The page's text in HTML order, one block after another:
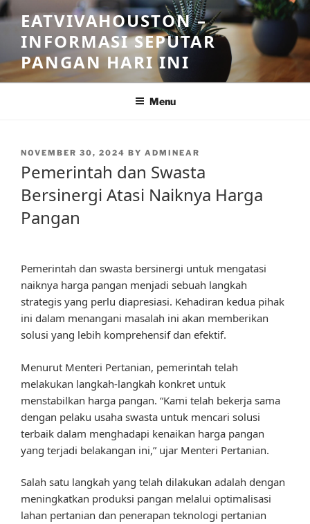
Skip
to
content
EATVIVAHOUSTON –
INFORMASI SEPUTAR
PANGAN HARI INI
Menu
POSTED
NOVEMBER 30, 2024 BY ADMINEAR
Pemerintah dan Swasta
Bersinergi Atasi Naiknya Harga
Pangan
Pemerintah dan swasta bersinergi untuk mengatasi
naiknya harga pangan menjadi sebuah langkah
strategis yang perlu diapresiasi. Kehadiran kedua pihak
ini dalam menangani masalah ini akan memberikan
solusi yang lebih komprehensif dan efektif.
Menurut Menteri Pertanian, pemerintah telah
melakukan langkah-langkah konkret untuk
menstabilkan harga pangan. “Kami telah bekerja sama
dengan pelaku usaha swasta untuk mencari solusi
terbaik dalam menghadapi kenaikan harga pangan
yang terjadi belakangan ini,” ujar Menteri Pertanian.
Salah satu langkah yang telah dilakukan adalah dengan
meningkatkan produksi pangan melalui optimalisasi
lahan pertanian dan penerapan teknologi pertanian